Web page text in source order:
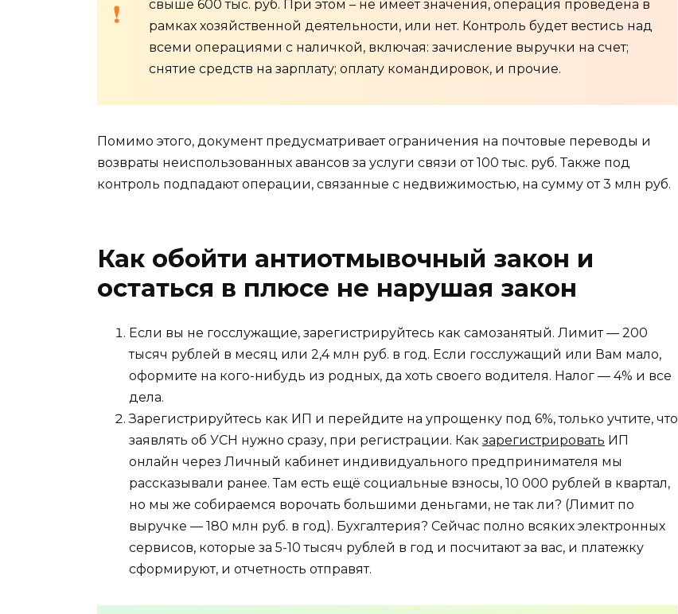
свыше 600 тыс. руб. При этом – не имеет значения, операция проведена в
рамках хозяйственной деятельности, или нет. Контроль будет вестись над
всеми операциями с наличкой, включая: зачисление выручки на счет;
снятие средств на зарплату; оплату командировок, и прочие.
Помимо этого, документ предусматривает ограничения на почтовые переводы и
возвраты неиспользованных авансов за услуги связи от 100 тыс. руб. Также под
контроль подпадают операции, связанные с недвижимостью, на сумму от 3 млн руб.
Как обойти антиотмывочный закон и
остаться в плюсе не нарушая закон
Если вы не госслужащие, зарегистрируйтесь как самозанятый. Лимит — 200
тысяч рублей в месяц или 2,4 млн руб. в год. Если госслужащий или Вам мало,
оформите на кого-нибудь из родных, да хоть своего водителя. Налог — 4% и все
дела.
Зарегистрируйтесь как ИП и перейдите на упрощенку под 6%, только учтите, что
заявлять об УСН нужно сразу, при регистрации. Как зарегистрировать ИП
онлайн через Личный кабинет индивидуального предпринимателя мы
рассказывали ранее. Там есть ещё социальные взносы, 10 000 рублей в квартал,
но мы же собираемся ворочать большими деньгами, не так ли? (Лимит по
выручке — 180 млн руб. в год). Бухгалтерия? Сейчас полно всяких электронных
сервисов, которые за 5-10 тысяч рублей в год и посчитают за вас, и платежку
сформируют, и отчетность отправят.